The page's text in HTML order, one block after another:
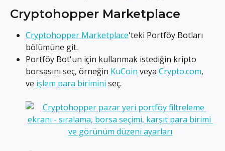
Cryptohopper Marketplace
Cryptohopper Marketplace'teki Portföy Botları
bölümüne git.
Portföy Bot'un için kullanmak istediğin kripto
borsasını seç, örneğin KuCoin veya Crypto.com,
ve işlem para birimini seç.